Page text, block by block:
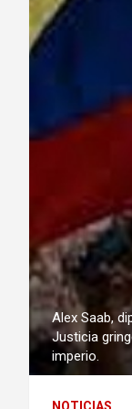
Alex Saab,
Justicia
imperio.